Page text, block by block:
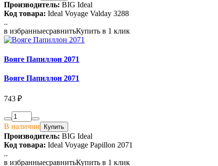
Производитель: BIG Ideal
Код товара: Ideal Voyage Valday 3288
..
в избранныесравнитьКупить в 1 клик
Вояге Папиллон 2071
Вояге Папиллон 2071
743 ₽
В наличии Купить
Производитель: BIG Ideal
Код товара: Ideal Voyage Papillon 2071
..
в избранныесравнитьКупить в 1 клик